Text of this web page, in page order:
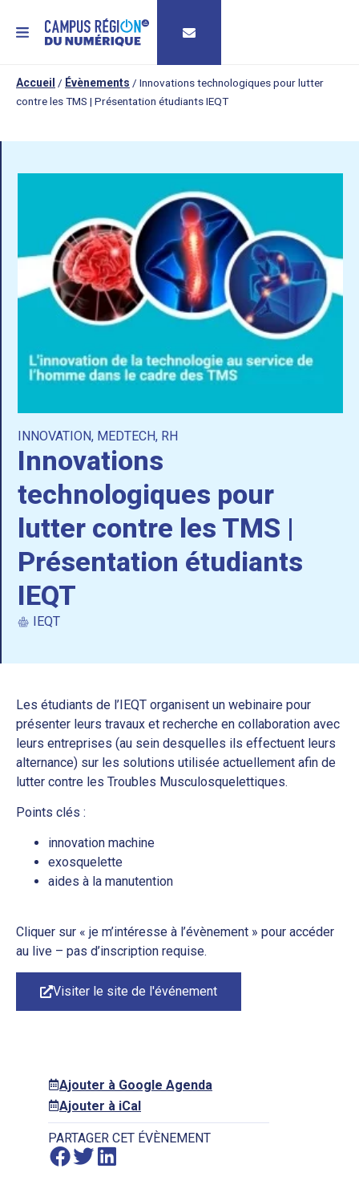
MENU
Accueil / Évènements / Innovations technologiques pour lutter
contre les TMS | Présentation étudiants IEQT
INNOVATION, MEDTECH, RH
Innovations
technologiques pour
lutter contre les TMS |
Présentation étudiants
IEQT
IEQT
Les étudiants de l’IEQT organisent un webinaire pour
présenter leurs travaux et recherche en collaboration avec
leurs entreprises (au sein desquelles ils effectuent leurs
alternance) sur les solutions utilisée actuellement afin de
lutter contre les Troubles Musculosquelettiques.
Points clés :
innovation machine
exosquelette
aides à la manutention
Cliquer sur « je m’intéresse à l’évènement » pour accéder
au live – pas d’inscription requise.
Visiter le site de l'événement
Ajouter à Google Agenda
Ajouter à iCal
PARTAGER CET ÉVÈNEMENT